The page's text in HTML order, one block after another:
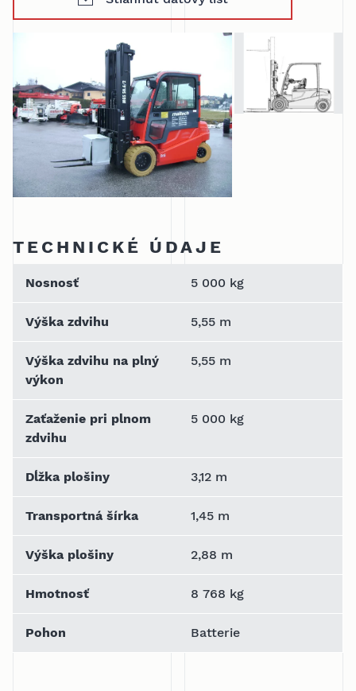
TECHNICKÉ ÚDAJE
Nosnosť 5 000 kg
Výška zdvihu 5,55 m
Výška zdvihu na plný
výkon
5,55 m
Zaťaženie pri plnom
zdvihu
5 000 kg
Dĺžka plošiny 3,12 m
Transportná šírka 1,45 m
Výška plošiny 2,88 m
Hmotnosť 8 768 kg
Pohon Batterie